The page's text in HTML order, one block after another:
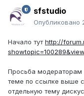
sfstudio
Опубликовано
Начало тутhttp://
Просьба модераторам
теме по ссылке выше
отдельную тему